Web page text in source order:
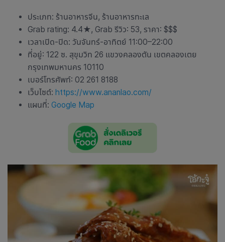
ประเภท: ร้านอาหารจีน, ร้านอาหารทะเล
Grab rating: 4.4★, Grab รีวิว: 53, ราคา: $$$
เวลาเปิด-ปิด: วันจันทร์-อาทิตย์ 11:00–22:00
ที่อยู่: 122 ซ. สุขุมวิท 26 แขวงคลองตัน เขตคลองเตย
กรุงเทพมหานคร 10110
เบอร์โทรศัพท์: 02 261 8188
เว็บไซต์: https://www.ananlao.com/
แผนที่: Google Map